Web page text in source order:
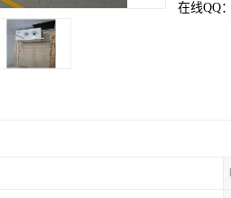
在线QQ：